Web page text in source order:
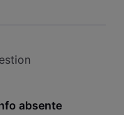
absente